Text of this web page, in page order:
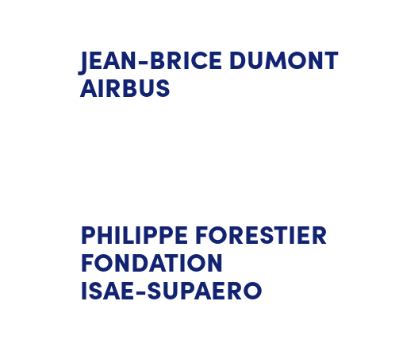
JEAN-BRICE DUMONT
AIRBUS
PHILIPPE FORESTIER
FONDATION
ISAE-SUPAERO